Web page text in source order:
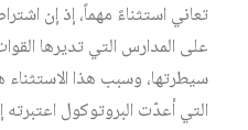
تعاني استثناءً مهماً، إذ إن
على المدارس التي تديرها
سيطرتها، وسبب هذا
التي أعدّت البروتوكول